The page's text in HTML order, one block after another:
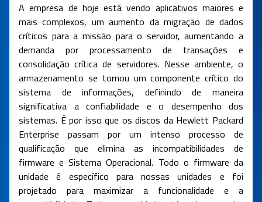
A empresa de hoje está vendo aplicativos maiores e
mais complexos, um aumento da migração de dados
críticos para a missão para o servidor, aumentando a
demanda por processamento de transações e
consolidação crítica de servidores. Nesse ambiente, o
armazenamento se tornou um componente crítico do
sistema de informações, definindo de maneira
significativa a confiabilidade e o desempenho dos
sistemas. É por isso que os discos da Hewlett Packard
Enterprise passam por um intenso processo de
qualificação que elimina as incompatibilidades de
firmware e Sistema Operacional. Todo o firmware da
unidade é específico para nossas unidades e foi
projetado para maximizar a funcionalidade e a